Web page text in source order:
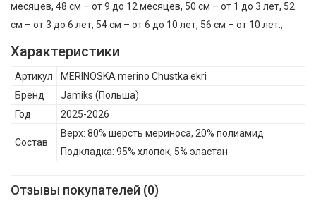
месяцев, 48 см – от 9 до 12 месяцев, 50 см – от 1 до 3 лет, 52
см – от 3 до 6 лет, 54 см – от 6 до 10 лет, 56 см – от 10 лет.,
merino Chustka ekri , , Состав: Верх: 80% шерсть мериноса, 20%
полиамид Подкладка: 95% хлопок, 5% эластан
Характеристики
Артикул
MERINOSKA merino Chustka ekri
Бренд
Jamiks (Польша)
Год
2025-2026
Состав
Верх: 80% шерсть мериноса, 20% полиамид
Подкладка: 95% хлопок, 5% эластан
Отзывы покупателей (0)